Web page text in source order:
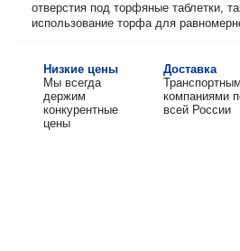
отверстия под торфяные таблетки,
использование торфа для
Низкие цены
Мы всегда
держим
конкурентные
цены
Доставка
компаниями
всей России